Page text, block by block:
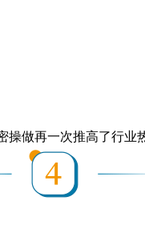
做再一次推高了行业